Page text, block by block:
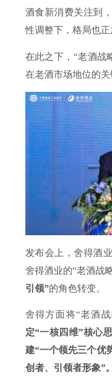
酒食新消费关注到
性调整下，格局也正
在此之下，“老酒战
在老酒市场地位的关
发布会上，舍得酒
舍得酒业的“老酒战
引领”的角色转变。
舍得方面将“老酒战
定“一核四维”核心
建“一个领先三个优
创者、引领者形象”。